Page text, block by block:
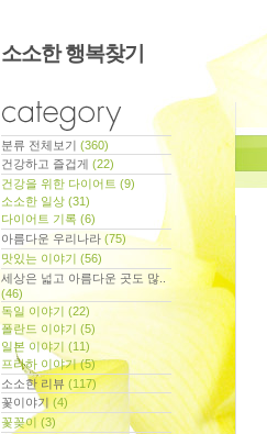
소소한 행복찾기
분류 전체보기 (360)
건강하고 즐겁게 (22)
건강을 위한 다이어트 (9)
소소한 일상 (31)
다이어트 기록 (6)
아름다운 우리나라 (75)
맛있는 이야기 (56)
세상은 넓고 아름다운 곳도 많..
(46)
독일 이야기 (22)
폴란드 이야기 (5)
일본 이야기 (11)
프라하 이야기(5)
소소한 리뷰(117)
꽃이야기(4)
꽃꽂이(3)